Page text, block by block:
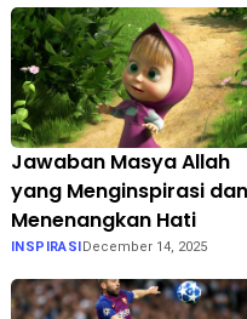
Jawaban Masya Allah
yang Menginspirasi dan
Menenangkan Hati
INSPIRASI December 14, 2025